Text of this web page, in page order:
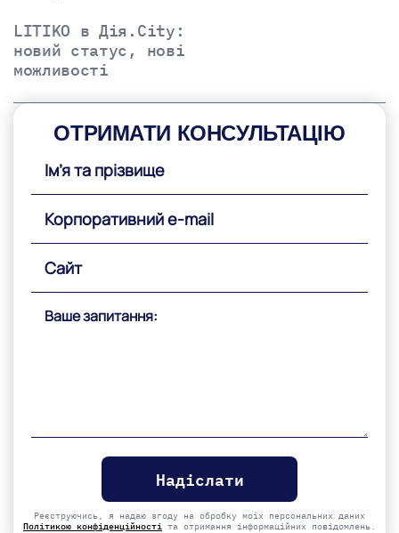
LITIKO в Дія.City:
новий статус, нові
можливості
ОТРИМАТИ КОНСУЛЬТАЦІЮ
empty.
Реєструючись, я надаю згоду на обробку моїх персональних даних
Політикою конфіденційності та отримання інформаційних повідомлень.